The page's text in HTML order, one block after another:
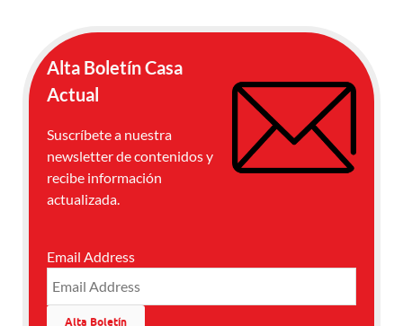
Alta Boletín Casa
Actual
Suscríbete a nuestra
newsletter de contenidos y
recibe información
actualizada.
Email Address